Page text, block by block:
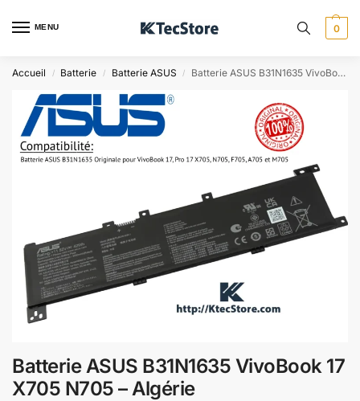
MENU 0
Accueil / Batterie / Batterie ASUS / Batterie ASUS B31N1635 VivoBook 17 X705 N705 – Algérie
Batterie ASUS B31N1635 VivoBook 17
X705 N705 – Algérie